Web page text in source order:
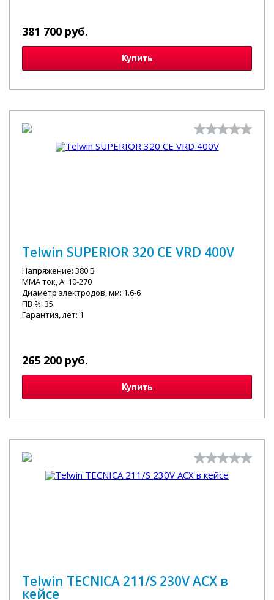
381 700 руб.
Купить
Telwin SUPERIOR 320 CE VRD 400V
Напряжение: 380 В
MMA ток, А: 10-270
Диаметр электродов, мм: 1.6-6
ПВ %: 35
Гарантия, лет: 1
265 200 руб.
Купить
Telwin TECNICA 211/S 230V ACX в
кейсе